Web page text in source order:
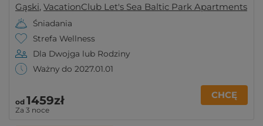
Gąski, VacationClub Let's Sea Baltic Park Apartments
Śniadania
Strefa Wellness
Dla Dwojga lub Rodziny
Ważny do 2027.01.01
od 1459zł
Za 3 noce
CHCĘ